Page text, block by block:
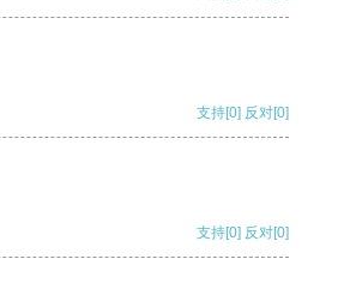
支持[0] 反对[0]
支持[0] 反对[0]